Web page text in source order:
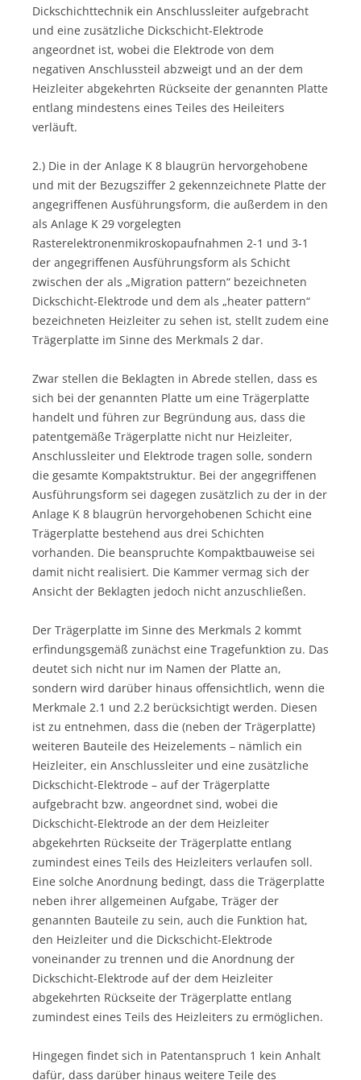
Dickschichttechnik ein Anschlussleiter aufgebracht
und eine zusätzliche Dickschicht-Elektrode
angeordnet ist, wobei die Elektrode von dem
negativen Anschlussteil abzweigt und an der dem
Heizleiter abgekehrten Rückseite der genannten Platte
entlang mindestens eines Teiles des Heileiters
verläuft.
2.) Die in der Anlage K 8 blaugrün hervorgehobene
und mit der Bezugsziffer 2 gekennzeichnete Platte der
angegriffenen Ausführungsform, die außerdem in den
als Anlage K 29 vorgelegten
Rasterelektronenmikroskopaufnahmen 2-1 und 3-1
der angegriffenen Ausführungsform als Schicht
zwischen der als „Migration pattern“ bezeichneten
Dickschicht-Elektrode und dem als „heater pattern“
bezeichneten Heizleiter zu sehen ist, stellt zudem eine
Trägerplatte im Sinne des Merkmals 2 dar.
Zwar stellen die Beklagten in Abrede stellen, dass es
sich bei der genannten Platte um eine Trägerplatte
handelt und führen zur Begründung aus, dass die
patentgemäße Trägerplatte nicht nur Heizleiter,
Anschlussleiter und Elektrode tragen solle, sondern
die gesamte Kompaktstruktur. Bei der angegriffenen
Ausführungsform sei dagegen zusätzlich zu der in der
Anlage K 8 blaugrün hervorgehobenen Schicht eine
Trägerplatte bestehend aus drei Schichten
vorhanden. Die beanspruchte Kompaktbauweise sei
damit nicht realisiert. Die Kammer vermag sich der
Ansicht der Beklagten jedoch nicht anzuschließen.
Der Trägerplatte im Sinne des Merkmals 2 kommt
erfindungsgemäß zunächst eine Tragefunktion zu. Das
deutet sich nicht nur im Namen der Platte an,
sondern wird darüber hinaus offensichtlich, wenn die
Merkmale 2.1 und 2.2 berücksichtigt werden. Diesen
ist zu entnehmen, dass die (neben der Trägerplatte)
weiteren Bauteile des Heizelements – nämlich ein
Heizleiter, ein Anschlussleiter und eine zusätzliche
Dickschicht-Elektrode – auf der Trägerplatte
aufgebracht bzw. angeordnet sind, wobei die
Dickschicht-Elektrode an der dem Heizleiter
abgekehrten Rückseite der Trägerplatte entlang
zumindest eines Teils des Heizleiters verlaufen soll.
Eine solche Anordnung bedingt, dass die Trägerplatte
neben ihrer allgemeinen Aufgabe, Träger der
genannten Bauteile zu sein, auch die Funktion hat,
den Heizleiter und die Dickschicht-Elektrode
voneinander zu trennen und die Anordnung der
Dickschicht-Elektrode auf der dem Heizleiter
abgekehrten Rückseite der Trägerplatte entlang
zumindest eines Teils des Heizleiters zu ermöglichen.
Hingegen findet sich in Patentanspruch 1 kein Anhalt
dafür, dass darüber hinaus weitere Teile des